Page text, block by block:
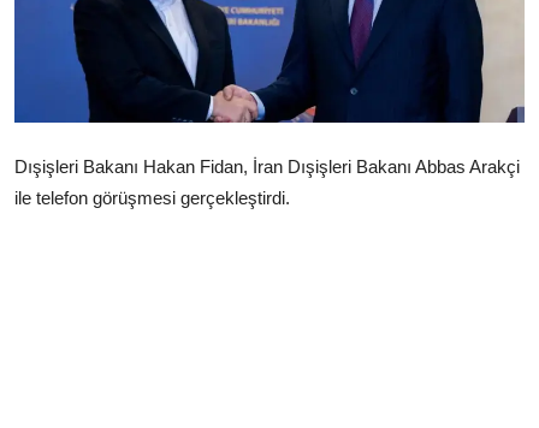
Çerkezköy
Dışişleri Bakanı Hakan Fidan, İran Dışişleri Bakanı Abbas Arakçi
ile telefon görüşmesi gerçekleştirdi.